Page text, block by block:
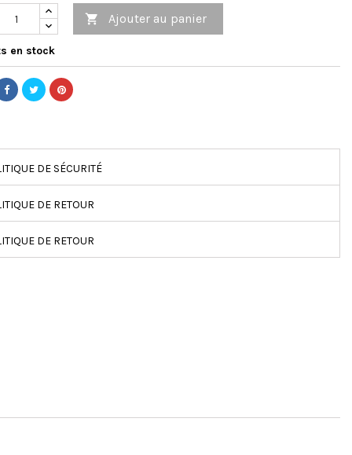
 Ajouter au panier
en stock
DE SÉCURITÉ
DE RETOUR
DE RETOUR